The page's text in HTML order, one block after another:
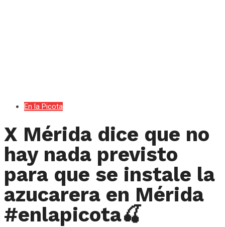
En la Picota
X Mérida dice que no
hay nada previsto
para que se instale la
azucarera en Mérida
#enlapicota🍒